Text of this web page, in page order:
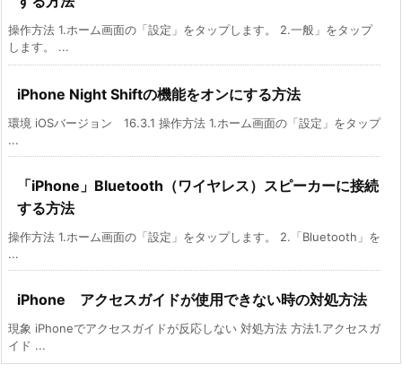
操作方法 1.ホーム画面の「設定」をタップします。 2.一般」をタップ
します。 ...
iPhone Night Shiftの機能をオンにする方法
環境 iOSバージョン 16.3.1 操作方法 1.ホーム画面の「設定」をタップ
...
「iPhone」Bluetooth（ワイヤレス）スピーカーに接続
する方法
操作方法 1.ホーム画面の「設定」をタップします。 2.「Bluetooth」を
...
iPhone アクセスガイドが使用できない時の対処方法
現象 iPhoneでアクセスガイドが反応しない 対処方法 方法1.アクセスガ
イド ...